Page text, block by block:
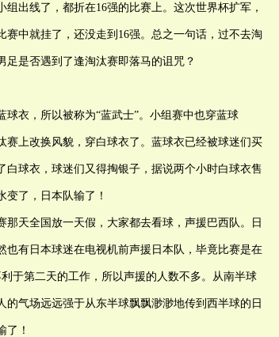
组出线了，都折在16强的比赛上。这次世界杯扩军，
赛中就挂了，还没走到16强。总之一句话，过不去淘
是否遇到了逢淘汰赛即落马的诅咒？
球衣，所以被称为“蓝武士”。小组赛中也穿蓝球
赛上改换风貌，穿白球衣了。蓝球衣已经被球迷们买
白球衣，球迷们又得掏银子，据说两个小时白球衣售
变了，日本队输了！
那天全国放一天假，大家都去看球，声援巴西队。日
也有日本球迷在电视机前声援日本队，毕竟比赛是在
于第二天的工作，所以声援的人数不多。从南半球
的气场远远强于从东半球飘飘渺渺地传到西半球的日
了！